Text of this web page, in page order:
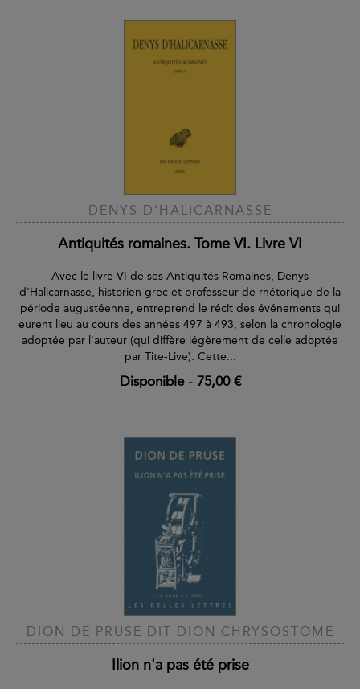
DENYS D'HALICARNASSE
Antiquités romaines. Tome VI. Livre VI
Avec le livre VI de ses Antiquités Romaines, Denys
d'Halicarnasse, historien grec et professeur de rhétorique de la
période augustéenne, entreprend le récit des événements qui
eurent lieu au cours des années 497 à 493, selon la chronologie
adoptée par l'auteur (qui diffère légèrement de celle adoptée
par Tite-Live). Cette...
Disponible- 75,00 €
DION DE PRUSE DIT DION CHRYSOSTOME
Ilion n'a pas été prise